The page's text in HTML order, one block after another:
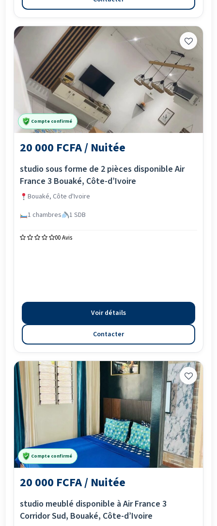
Compte confirmé
20 000 FCFA / Nuitée
studio sous forme de 2 pièces disponible Air
France 3 Bouaké, Côte-d’Ivoire
Bouaké, Côte d'Ivoire
1 chambres
1 SDB
00 Avis
Voir détails
Contacter
Compte confirmé
20 000 FCFA / Nuitée
studio meublé disponible à Air France 3
Corridor Sud, Bouaké, Côte-d’Ivoire